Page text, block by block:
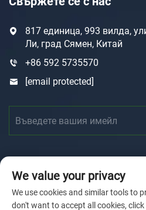
817 единица, 993 вилда,
Ли, град Сямен, Китай
+86 592 5735570
[email protected]
We value your privacy
We use cookies and similar tools to
don't want to accept all cookies,